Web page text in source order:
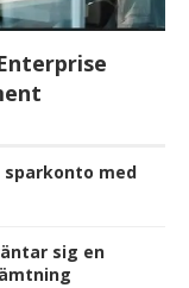
med
sig en